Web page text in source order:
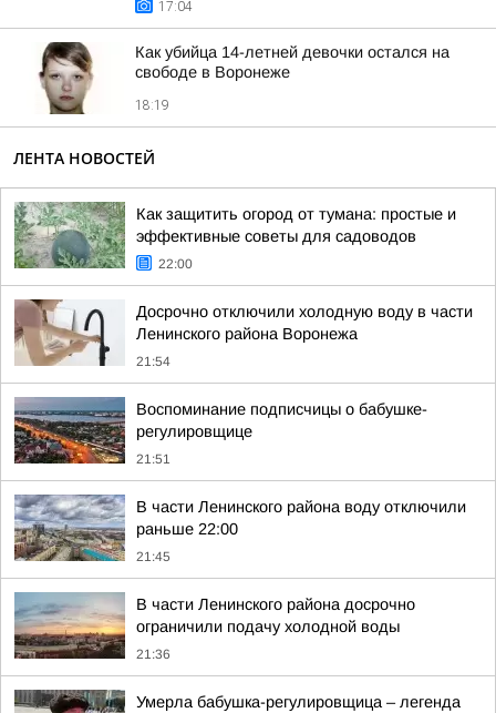
17:04
Как убийца 14-летней девочки остался на
свободе в Воронеже
18:19
ЛЕНТА НОВОСТЕЙ
Как защитить огород от тумана: простые и
эффективные советы для садоводов
22:00
Досрочно отключили холодную воду в части
Ленинского района Воронежа
21:54
Воспоминание подписчицы о бабушке-
регулировщице
21:51
В части Ленинского района воду отключили
раньше 22:00
21:45
В части Ленинского района досрочно
ограничили подачу холодной воды
21:36
Умерла бабушка-регулировщица – легенда